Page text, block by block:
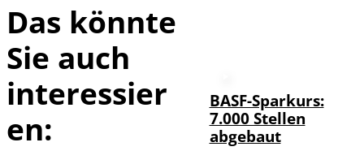
Das könnte
Sie auch
interessier
en:
BASF-Sparkurs:
7.000 Stellen
abgebaut